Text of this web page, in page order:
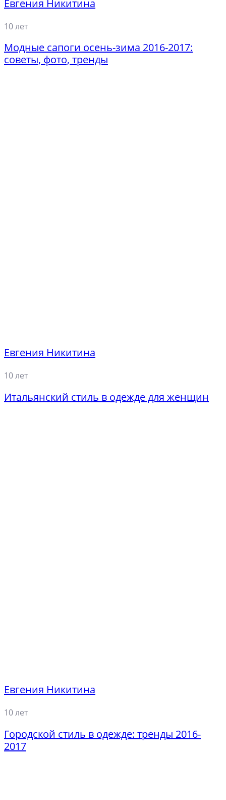
Евгения Никитина
10 лет
Модные сапоги осень-зима 2016-2017:
советы, фото, тренды
Евгения Никитина
10 лет
Итальянский стиль в одежде для женщин
Евгения Никитина
10 лет
Городской стиль в одежде: тренды 2016-
2017